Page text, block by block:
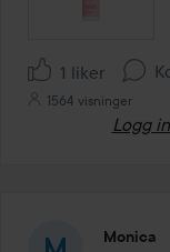
1 liker
1564 visninger
Logg
Monica